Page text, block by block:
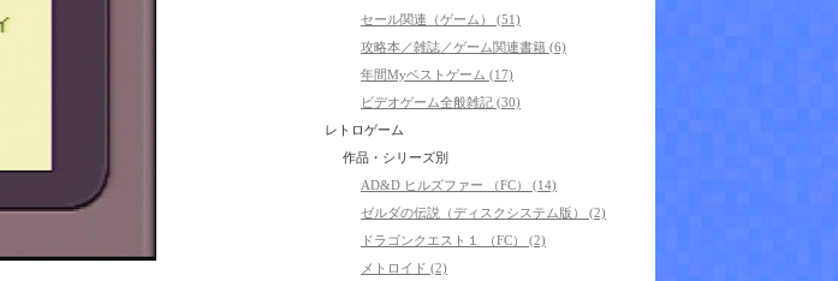
セール関連（ゲーム） (51)
攻略本／雑誌／ゲーム関連書籍 (6)
年間Myベストゲーム (17)
ビデオゲーム全般雑記 (30)
レトロゲーム
作品・シリーズ別
AD&D ヒルズファー （FC） (14)
ゼルダの伝説（ディスクシステム版） (2)
ドラゴンクエスト１ （FC） (2)
メトロイド (2)